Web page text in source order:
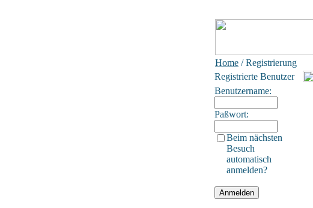
Home / Registrierung
Registrierte Benutzer
Benutzername:
Paßwort:
Beim nächsten
Besuch
automatisch
anmelden?